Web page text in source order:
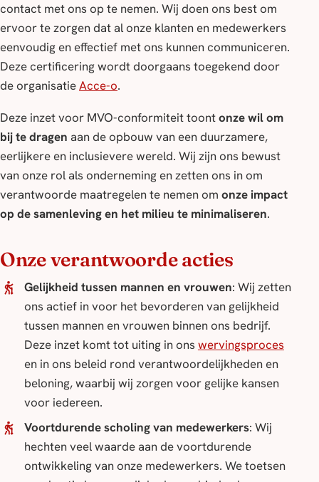
contact met ons op te nemen. Wij doen ons best om
ervoor te zorgen dat al onze klanten en medewerkers
eenvoudig en effectief met ons kunnen communiceren.
Deze certificering wordt doorgaans toegekend door
de organisatieAcce-o.
Deze inzet voor MVO-conformiteit toontonze wil om
bij te dragen aan de opbouw van een duurzamere,
eerlijkere en inclusievere wereld. Wij zijn ons bewust
van onze rol als onderneming en zetten ons in om
verantwoorde maatregelen te nemen om onze impact
op de samenleving en het milieu te minimaliseren.
Onze verantwoorde acties
Gelijkheid tussen mannen en vrouwen: Wij zetten
ons actief in voor het bevorderen van gelijkheid
tussen mannen en vrouwen binnen ons bedrijf.
Deze inzet komt tot uiting in ons wervingsproces
en in ons beleid rond verantwoordelijkheden en
beloning, waarbij wij zorgen voor gelijke kansen
voor iedereen.
Voortdurende scholing van medewerkers: Wij
hechten veel waarde aan de voortdurende
ontwikkeling van onze medewerkers. We toetsen